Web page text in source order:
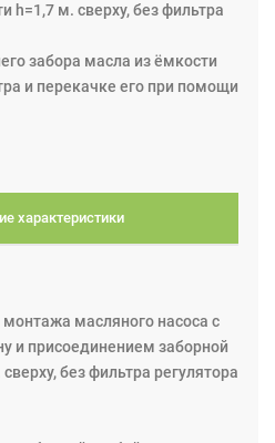
h=1,7 м. сверху, без фильтра
забора масла из ёмкости
и перекачке его при помощи
трубопроводу. Подходит для
22760, 22780.
х1/4" арт. 48001 с БРС
пневматического насоса на
характеристики
масляного насоса с
и присоединением заборной
без фильтра регулятора